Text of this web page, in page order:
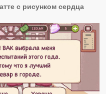
с рисунком сердца